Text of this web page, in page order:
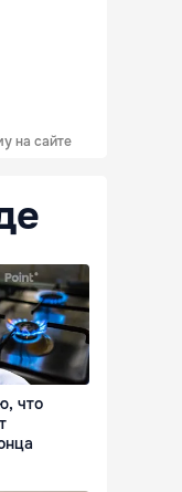
на сайте
что